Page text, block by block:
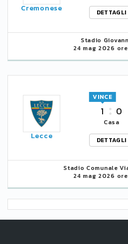
Cremonese
DETTAGLI
Stadio
24 mag 2026
Lecce
1
VINCE
0
Casa
DETTAGLI
Stadio Comunale
24 mag 2026